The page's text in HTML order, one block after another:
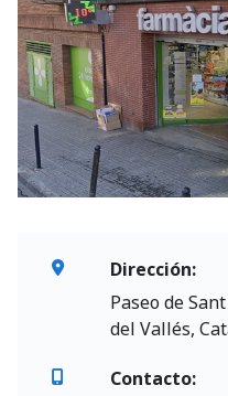
Dirección:
Paseo de
del Vallés,
Contacto: